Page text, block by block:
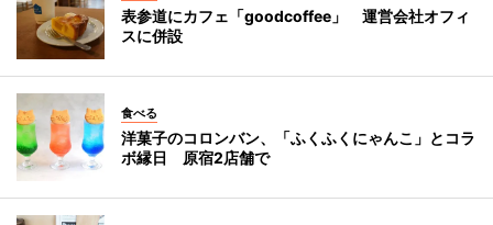
表参道にカフェ「goodcoffee」 運営会社オフィ
スに併設
食べる
洋菓子のコロンバン、「ふくふくにゃんこ」とコラ
ボ縁日 原宿2店舗で